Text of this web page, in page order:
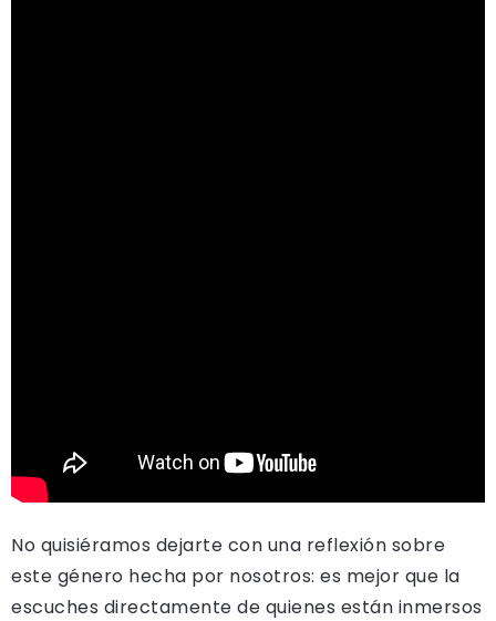
No quisiéramos dejarte con una reflexión sobre
este género hecha por nosotros: es mejor que la
escuches directamente de quienes están inmersos